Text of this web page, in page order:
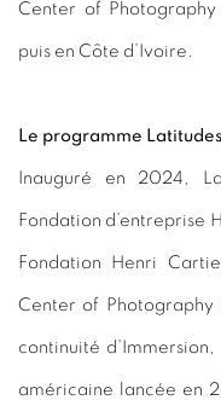
Center of Photography
puis en Côte d’Ivoire.
Le programme Latitudes
Inauguré en 2024,
Fondation d’entreprise
Fondation Henri
Center of Photography
continuité
américaine lancée en